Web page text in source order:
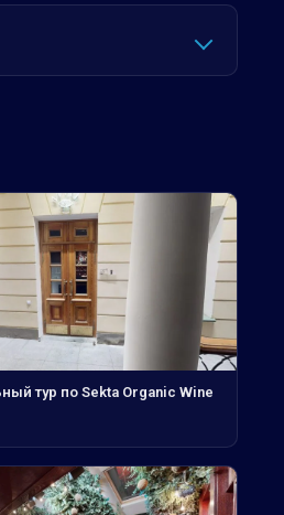
тур по Sekta Organic Wine